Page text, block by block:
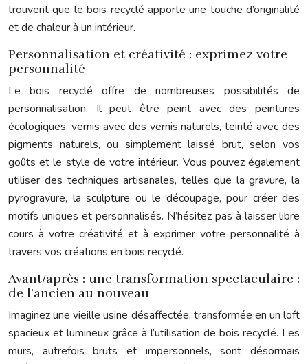
trouvent que le bois recyclé apporte une touche d’originalité
et de chaleur à un intérieur.
Personnalisation et créativité : exprimez votre
personnalité
Le bois recyclé offre de nombreuses possibilités de
personnalisation. Il peut être peint avec des peintures
écologiques, vernis avec des vernis naturels, teinté avec des
pigments naturels, ou simplement laissé brut, selon vos
goûts et le style de votre intérieur. Vous pouvez également
utiliser des techniques artisanales, telles que la gravure, la
pyrogravure, la sculpture ou le découpage, pour créer des
motifs uniques et personnalisés. N’hésitez pas à laisser libre
cours à votre créativité et à exprimer votre personnalité à
travers vos créations en bois recyclé.
Avant/après : une transformation spectaculaire :
de l’ancien au nouveau
Imaginez une vieille usine désaffectée, transformée en un loft
spacieux et lumineux grâce à l’utilisation de bois recyclé. Les
murs, autrefois bruts et impersonnels, sont désormais